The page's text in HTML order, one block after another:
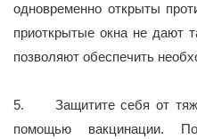
одновременно открыты
приоткрытые окна не дают
позволяют обеспечить
5. Защитите себя от
помощью вакцинации.